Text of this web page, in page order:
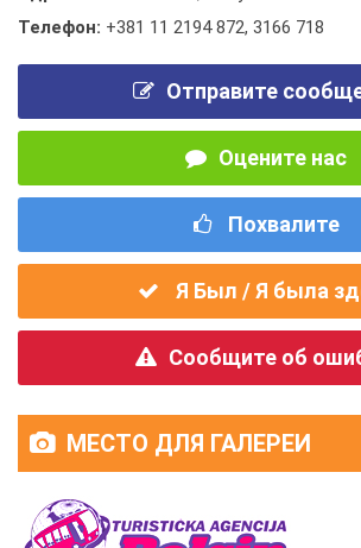
Телефон: +381 11 2194 872, 3166 718
Отправите
Оцените нас
Похвалите
Я Был / Я была
Сообщите об
МЕСТО ДЛЯ ГАЛЕРЕИ